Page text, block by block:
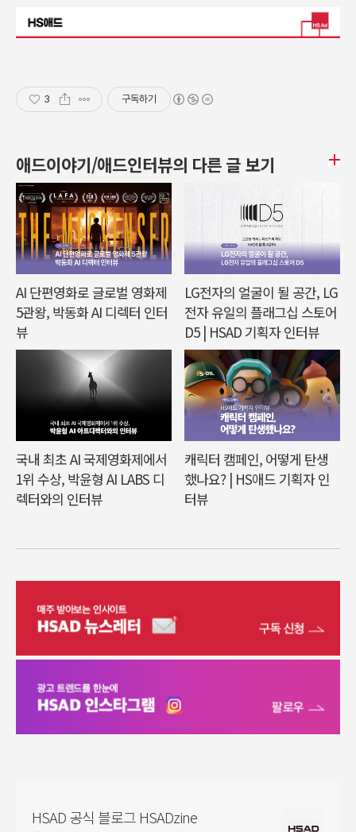
3 구독하기
애드이야기/애드인터뷰의 다른 글 보기
AI 단편영화로 글로벌 영화제
5관왕, 박동화 AI 디렉터 인터
뷰
LG전자의 얼굴이 될 공간, LG
전자 유일의 플래그십 스토어
D5 | HSAD 기획자 인터뷰
국내 최초 AI 국제영화제에서
1위 수상, 박윤형 AI LABS 디
렉터와의 인터뷰
캐릭터 캠페인, 어떻게 탄생
했나요? | HS애드 기획자 인
터뷰
HSAD 공식 블로그 HSADzine